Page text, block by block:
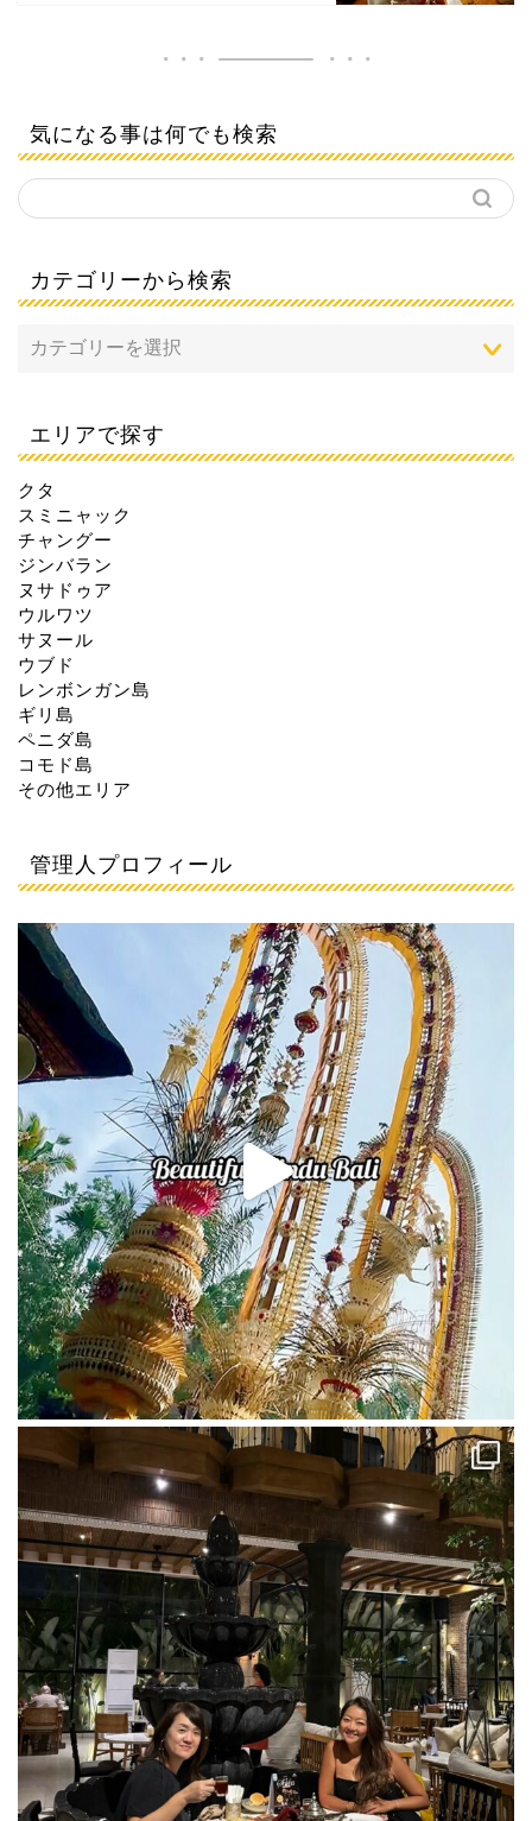
気になる事は何でも検索
カテゴリーから検索
エリアで探す
クタ
スミニャック
チャングー
ジンバラン
ヌサドゥア
ウルワツ
サヌール
ウブド
レンボンガン島
ギリ島
ペニダ島
コモド島
その他エリア
管理人プロフィール